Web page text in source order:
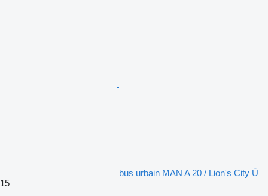
bus urbain MAN A 20 / Lion's City Ü
15